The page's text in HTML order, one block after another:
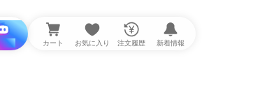
す カート お気に入り 注文履歴 新着情報